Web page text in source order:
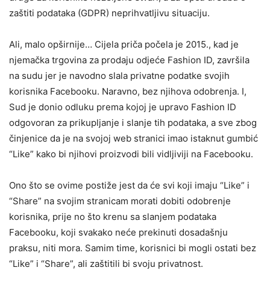
zaštiti podataka (GDPR) neprihvatljivu situaciju.
Ali, malo opširnije… Cijela priča počela je 2015., kad je
njemačka trgovina za prodaju odjeće Fashion ID, završila
na sudu jer je navodno slala privatne podatke svojih
korisnika Facebooku. Naravno, bez njihova odobrenja. I,
Sud je donio odluku prema kojoj je upravo Fashion ID
odgovoran za prikupljanje i slanje tih podataka, a sve zbog
činjenice da je na svojoj web stranici imao istaknut gumbić
“Like” kako bi njihovi proizvodi bili vidljiviji na Facebooku.
Ono što se ovime postiže jest da će svi koji imaju “Like” i
“Share” na svojim stranicam morati dobiti odobrenje
korisnika, prije no što krenu sa slanjem podataka
Facebooku, koji svakako neće prekinuti dosadašnju
praksu, niti mora. Samim time, korisnici bi mogli ostati bez
“Like” i “Share”, ali zaštitili bi svoju privatnost.